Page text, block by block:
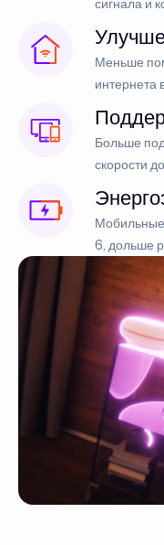
сигнала и
Меньше
интернета
Больше
скорости
6, дольше